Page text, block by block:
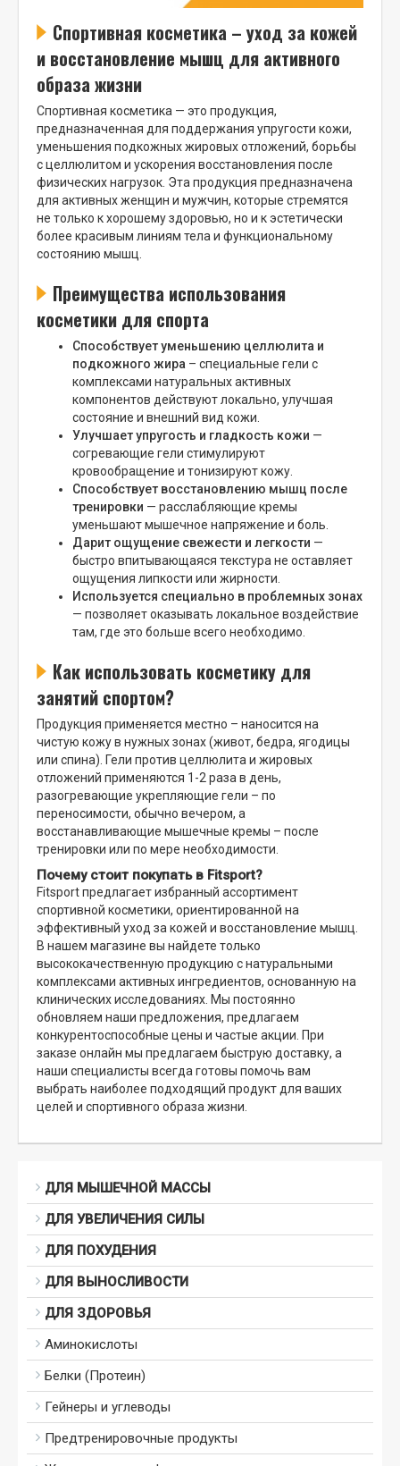
Спортивная косметика – уход за кожей
и восстановление мышц для активного
образа жизни
Спортивная косметика — это продукция,
предназначенная для поддержания упругости кожи,
уменьшения подкожных жировых отложений, борьбы
с целлюлитом и ускорения восстановления после
физических нагрузок. Эта продукция предназначена
для активных женщин и мужчин, которые стремятся
не только к хорошему здоровью, но и к эстетически
более красивым линиям тела и функциональному
состоянию мышц.
Преимущества использования
косметики для спорта
Способствует уменьшению целлюлита и
подкожного жира – специальные гели с
комплексами натуральных активных
компонентов действуют локально, улучшая
состояние и внешний вид кожи.
Улучшает упругость и гладкость кожи —
согревающие гели стимулируют
кровообращение и тонизируют кожу.
Способствует восстановлению мышц после
тренировки — расслабляющие кремы
уменьшают мышечное напряжение и боль.
Дарит ощущение свежести и легкости —
быстро впитывающаяся текстура не оставляет
ощущения липкости или жирности.
Используется специально в проблемных зонах
— позволяет оказывать локальное воздействие
там, где это больше всего необходимо.
Как использовать косметику для
занятий спортом?
Продукция применяется местно – наносится на
чистую кожу в нужных зонах (живот, бедра, ягодицы
или спина). Гели против целлюлита и жировых
отложений применяются 1-2 раза в день,
разогревающие укрепляющие гели – по
переносимости, обычно вечером, а
восстанавливающие мышечные кремы – после
тренировки или по мере необходимости.
Почему стоит покупать в Fitsport?
Fitsport предлагает избранный ассортимент
спортивной косметики, ориентированной на
эффективный уход за кожей и восстановление мышц.
В нашем магазине вы найдете только
высококачественную продукцию с натуральными
комплексами активных ингредиентов, основанную на
клинических исследованиях. Мы постоянно
обновляем наши предложения, предлагаем
конкурентоспособные цены и частые акции. При
заказе онлайн мы предлагаем быструю доставку, а
наши специалисты всегда готовы помочь вам
выбрать наиболее подходящий продукт для ваших
целей и спортивного образа жизни.
ДЛЯ МЫШЕЧНОЙ МАССЫ
ДЛЯ УВЕЛИЧЕНИЯ СИЛЫ
ДЛЯ ПОХУДЕНИЯ
ДЛЯ ВЫНОСЛИВОСТИ
ДЛЯ ЗДОРОВЬЯ
Аминокислоты
Белки (Протеин)
Гейнеры и углеводы
Предтренировочные продукты